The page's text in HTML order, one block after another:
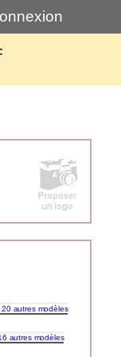
20 autres modèles
autres modèles